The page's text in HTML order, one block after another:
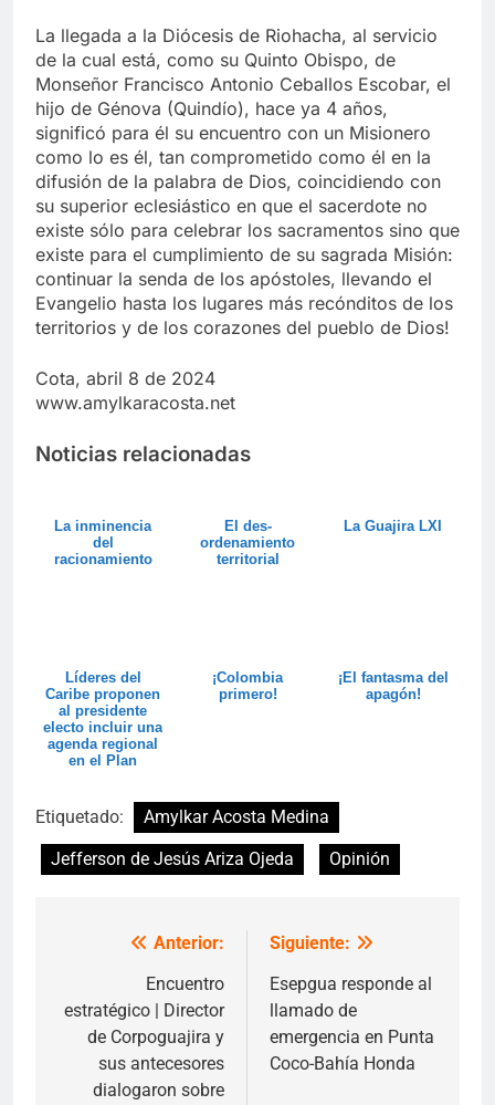
La llegada a la Diócesis de Riohacha, al servicio
de la cual está, como su Quinto Obispo, de
Monseñor Francisco Antonio Ceballos Escobar, el
hijo de Génova (Quindío), hace ya 4 años,
significó para él su encuentro con un Misionero
como lo es él, tan comprometido como él en la
difusión de la palabra de Dios, coincidiendo con
su superior eclesiástico en que el sacerdote no
existe sólo para celebrar los sacramentos sino que
existe para el cumplimiento de su sagrada Misión:
continuar la senda de los apóstoles, llevando el
Evangelio hasta los lugares más recónditos de los
territorios y de los corazones del pueblo de Dios!
Cota, abril 8 de 2024
www.amylkaracosta.net
Noticias relacionadas
La inminencia
del
racionamiento
El des-
ordenamiento
territorial
La Guajira LXI
Líderes del
Caribe proponen
al presidente
electo incluir una
agenda regional
en el Plan
¡Colombia
primero!
¡El fantasma del
apagón!
Etiquetado:
Amylkar Acosta Medina
Jefferson de Jesús Ariza Ojeda
Opinión
Navegación
entradas
Anterior:
Encuentro
estratégico | Director
de Corpoguajira y
sus antecesores
dialogaron sobre
Siguiente:
Esepgua responde al
llamado de
emergencia en Punta
Coco-Bahía Honda